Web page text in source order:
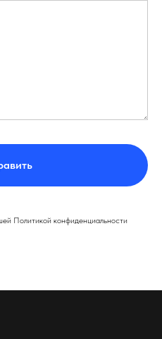
Политикой конфиденциальности